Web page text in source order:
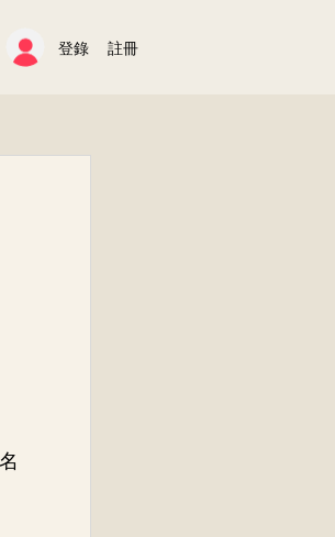
登錄 註冊